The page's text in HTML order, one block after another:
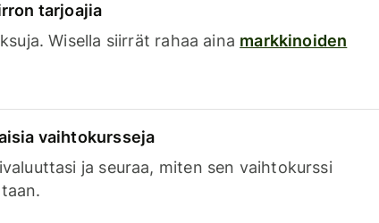
tarjoajia
Wisella siirrät rahaa aina markkinoiden
vaihtokursseja
ja seuraa, miten sen vaihtokurssi